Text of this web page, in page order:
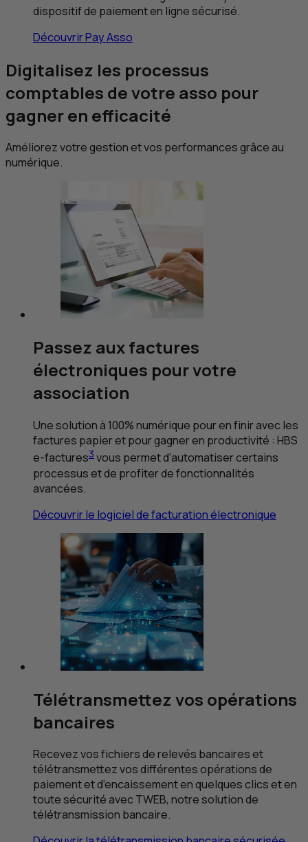
dispositif de paiement en ligne sécurisé.
Découvrir Pay Asso
Digitalisez les processus
comptables de votre asso pour
gagner en efficacité
Améliorez votre gestion et vos performances grâce au
numérique.
Passez aux factures
électroniques pour votre
association
Une solution à 100% numérique pour en finir avec les
factures papier et pour gagner en productivité : HBS
e-factures3 vous permet d’automatiser certains
processus et de profiter de fonctionnalités
avancées.
Découvrir le logiciel de facturation électronique
Télétransmettez vos opérations
bancaires
Recevez vos fichiers de relevés bancaires et
télétransmettez vos différentes opérations de
paiement et d’encaissement en quelques clics et en
toute sécurité avec TWEB, notre solution de
télétransmission bancaire.